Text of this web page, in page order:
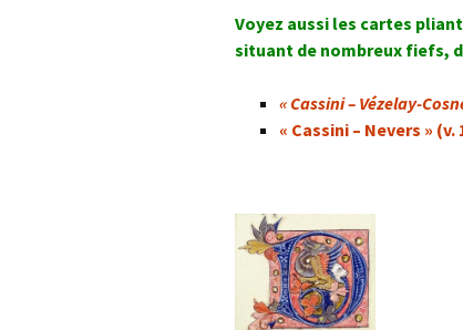
Voyez aussi les cartes
situant de nombreux fiefs,
« Cassini – Vézelay-
« Cassini – Nevers » (v.